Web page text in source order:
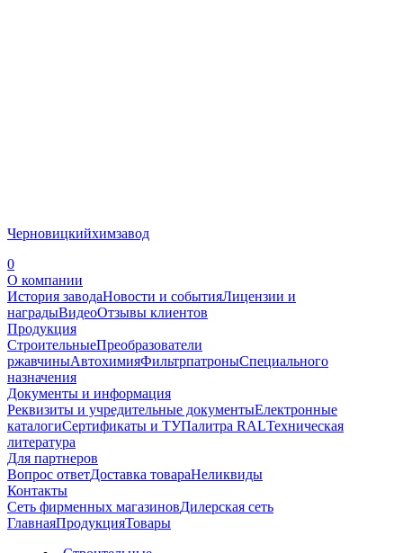
Черновицкийхимзавод
0
О компании
История заводаНовости и событияЛицензии и
наградыВидеоОтзывы клиентов
Продукция
СтроительныеПреобразователи
ржавчиныАвтохимияФильтрпатроныСпециального
назначения
Документы и информация
Реквизиты и учредительные документыЕлектронные
каталогиСертификаты и ТУПалитра RALТехническая
литература
Для партнеров
Вопрос ответДоставка товараНеликвиды
Контакты
Сеть фирменных магазиновДилерская сеть
ГлавнаяПродукцияТовары